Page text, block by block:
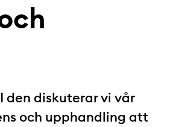
den diskuterar vi vår
och upphandling att